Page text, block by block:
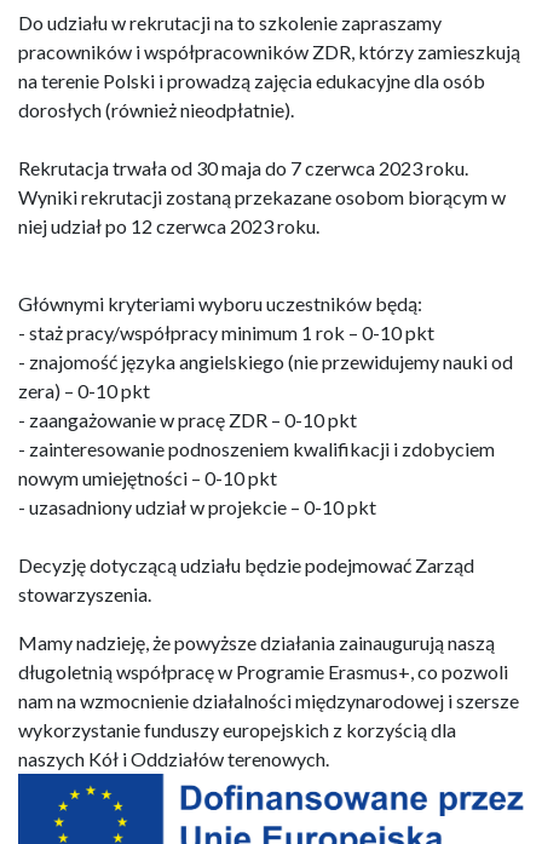
Do udziału w rekrutacji na to szkolenie zapraszamy
pracowników i współpracowników ZDR, którzy zamieszkują
na terenie Polski i prowadzą zajęcia edukacyjne dla osób
dorosłych (również nieodpłatnie).
Rekrutacja trwała od 30 maja do 7 czerwca 2023 roku.
Wyniki rekrutacji zostaną przekazane osobom biorącym w
niej udział po 12 czerwca 2023 roku.
Głównymi kryteriami wyboru uczestników będą:
- staż pracy/współpracy minimum 1 rok – 0-10 pkt
- znajomość języka angielskiego (nie przewidujemy nauki od
zera) – 0-10 pkt
- zaangażowanie w pracę ZDR – 0-10 pkt
- zainteresowanie podnoszeniem kwalifikacji i zdobyciem
nowym umiejętności – 0-10 pkt
- uzasadniony udział w projekcie – 0-10 pkt
Decyzję dotyczącą udziału będzie podejmować Zarząd
stowarzyszenia.
Mamy nadzieję, że powyższe działania zainaugurują naszą
długoletnią współpracę w Programie Erasmus+, co pozwoli
nam na wzmocnienie działalności międzynarodowej i szersze
wykorzystanie funduszy europejskich z korzyścią dla
naszych Kół i Oddziałów terenowych.